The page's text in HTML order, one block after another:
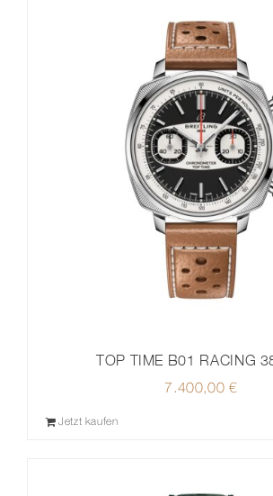
TOP TIME B01 RACING
7.400,00€
Jetzt kaufen